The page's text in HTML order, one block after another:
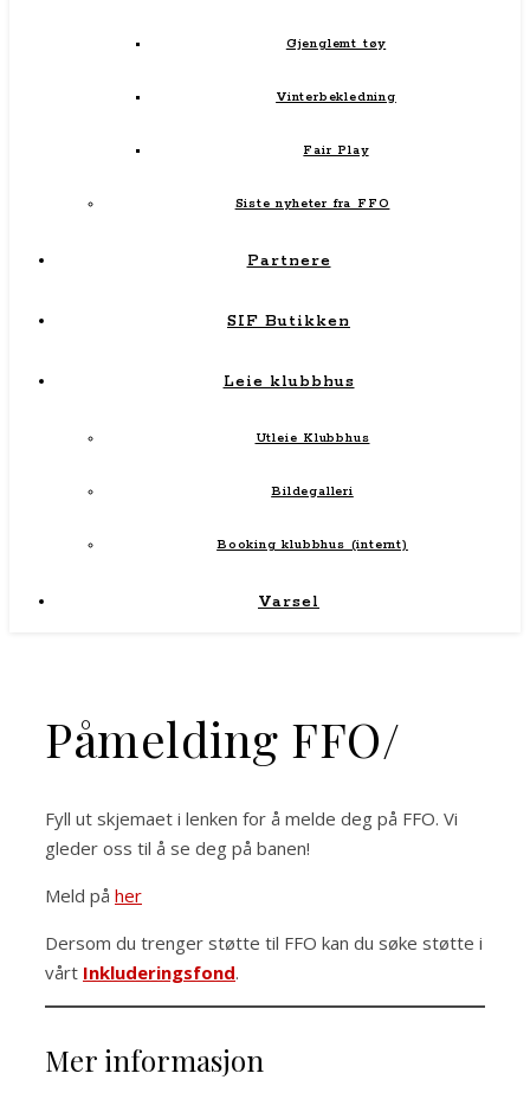
Gjenglemt tøy
Vinterbekledning
Fair Play
Siste nyheter fra FFO
Partnere
SIF Butikken
Leie klubbhus
Utleie Klubbhus
Bildegalleri
Booking klubbhus (internt)
Varsel
Påmelding FFO/
Fyll ut skjemaet i lenken for å melde deg på FFO. Vi
gleder oss til å se deg på banen!
Meld på her
Dersom du trenger støtte til FFO kan du søke støtte i
vårt Inkluderingsfond.
Mer informasjon